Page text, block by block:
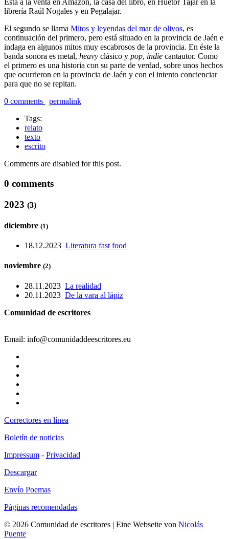
Está a la venta en Amazon, la casa del libro, en Huetor Tajar en la
librería Raúl Nogales y en Pegalajar.
El segundo se llama Mitos y leyendas del mar de olivos, es
continuación del primero, pero está situado en la provincia de Jaén e
indaga en algunos mitos muy escabrosos de la provincia. En éste la
banda sonora es metal, heavy clásico y pop, indie cantautor. Como
el primero es una historia con su parte de verdad, sobre unos hechos
que ocurrieron en la provincia de Jaén y con el intento concienciar
para que no se repitan.
0 comments
permalink
Tags:
relato
texto
escrito
Comments are disabled for this post.
0 comments
2023 (3)
diciembre (1)
18.12.2023 Literatura fast food
noviembre (2)
28.11.2023 La realidad
20.11.2023 De la vara al lápiz
Comunidad de escritores
Email: info@comunidaddeescritores.eu
Correctores en línea
Boletín de noticias
Impressum - Privacidad
Descargar
Envío Poemas
Páginas recomendadas
© 2026 Comunidad de escritores | Eine Webseite von Nicolás
Puente